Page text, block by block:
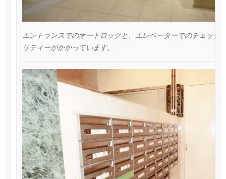
エントランスでのオートロックと、エレベーターでのチェック
リティーがかかっています。